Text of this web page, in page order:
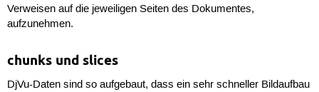
Verweisen auf die jeweiligen Seiten des Dokumentes,
aufzunehmen.
chunks und slices
DjVu-Daten sind so aufgebaut, dass ein sehr schneller Bildaufbau